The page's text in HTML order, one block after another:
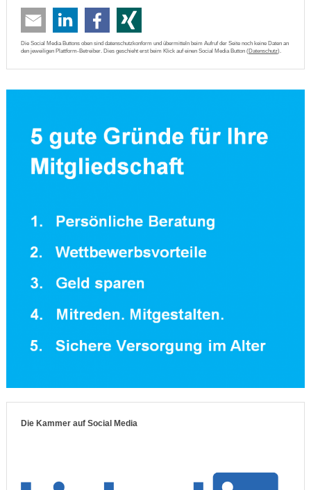
Die Social Media Buttons oben sind datenschutzkonform und übermitteln beim Aufruf der Seite noch keine Daten an
den jeweiligen Plattform-Betreiber. Dies geschieht erst beim Klick auf einen Social Media Button (Datenschutz).
Die Kammer auf Social Media